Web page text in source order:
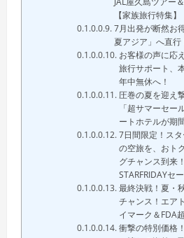
【家族旅行特集】
7月出発が断然お
夏アジア」へ直行
お客様の声に応
旅行サポート、
年中無休へ！
圧巻の夏を迎え
「超サマーセー
ートホテルが期
7日間限定！ス
の空旅を、おト
グチャンス到来
STARFRIDAYセ
最終決戦！夏・
チャンス！エア
イマーク＆FDA
衝撃の特別価格